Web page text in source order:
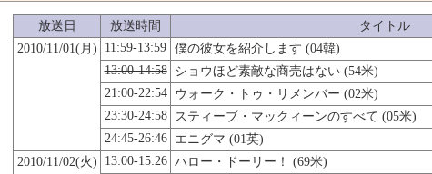
放送日 放送時間 タイトル
2010/11/01(月) 11:59-13:59 僕の彼女を紹介します (04韓)
13:00-14:58 ショウほど素敵な商売はない (54米)
21:00-22:54
ウォーク・トゥ・リメンバー (02米)
23:30-24:58
スティーブ・マックィーンのすべて (05米)
24:45-26:46
エニグマ (01英)
2010/11/02(火)
13:00-15:26 ハロー・ドーリー！ (69米)